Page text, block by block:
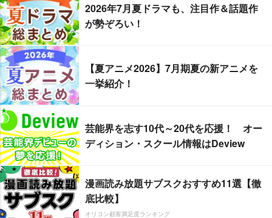
2026年7月夏ドラマも、注目作＆話題作
が勢ぞろい！
【夏アニメ2026】7月期夏の新アニメを
一挙紹介！
芸能界を志す10代～20代を応援！ オー
ディション・スクール情報はDeview
漫画読み放題サブスクおすすめ11選【徹
底比較】
オリコン顧客満足度ランキング